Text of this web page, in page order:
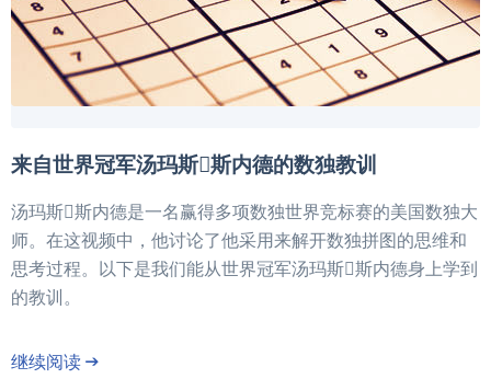
来自世界冠军汤玛斯斯内德的数独教训
汤玛斯斯内德是一名赢得多项数独世界竞标赛的美国数独大
师。在这视频中，他讨论了他采用来解开数独拼图的思维和
思考过程。以下是我们能从世界冠军汤玛斯斯内德身上学到
的教训。
继续阅读 →